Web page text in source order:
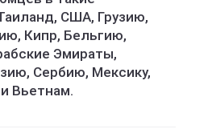
США, Грузию,
Кипр, Бельгию,
Эмираты,
Сербию, Мексику,
Вьетнам.